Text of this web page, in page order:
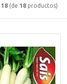
18 (de 18 productos)